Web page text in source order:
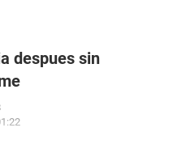
despues sin